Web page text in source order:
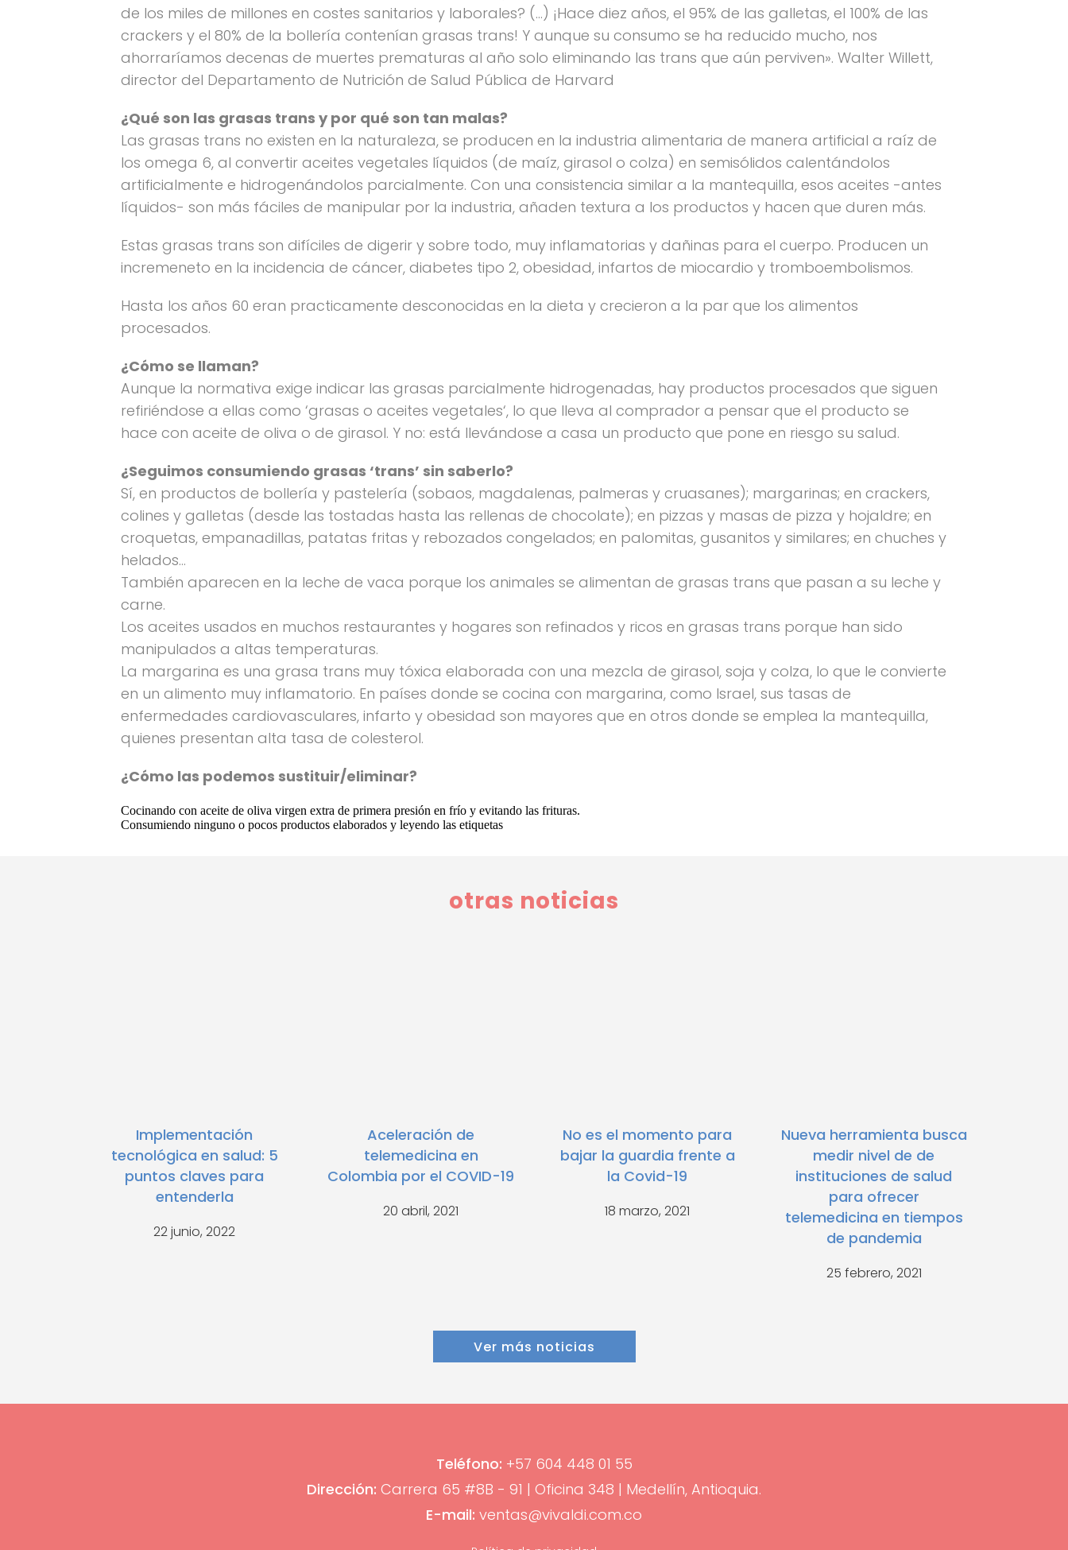
de los miles de millones en costes sanitarios y laborales? (…) ¡Hace diez años, el 95% de las galletas, el 100% de las
crackers y el 80% de la bollería contenían grasas trans! Y aunque su consumo se ha reducido mucho, nos
ahorraríamos decenas de muertes prematuras al año solo eliminando las trans que aún perviven». Walter Willett,
director del Departamento de Nutrición de Salud Pública de Harvard
¿Qué son las grasas trans y por qué son tan malas?
Las grasas trans no existen en la naturaleza, se producen en la industria alimentaria de manera artificial a raíz de
los omega 6, al convertir aceites vegetales líquidos (de maíz, girasol o colza) en semisólidos calentándolos
artificialmente e hidrogenándolos parcialmente. Con una consistencia similar a la mantequilla, esos aceites -antes
líquidos- son más fáciles de manipular por la industria, añaden textura a los productos y hacen que duren más.
Estas grasas trans son difíciles de digerir y sobre todo, muy inflamatorias y dañinas para el cuerpo. Producen un
incremeneto en la incidencia de cáncer, diabetes tipo 2, obesidad, infartos de miocardio y tromboembolismos.
Hasta los años 60 eran practicamente desconocidas en la dieta y crecieron a la par que los alimentos
procesados.
¿Cómo se llaman?
Aunque la normativa exige indicar las grasas parcialmente hidrogenadas, hay productos procesados que siguen
refiriéndose a ellas como ‘grasas o aceites vegetales‘, lo que lleva al comprador a pensar que el producto se
hace con aceite de oliva o de girasol. Y no: está llevándose a casa un producto que pone en riesgo su salud.
¿Seguimos consumiendo grasas ‘trans’ sin saberlo?
Sí, en productos de bollería y pastelería (sobaos, magdalenas, palmeras y cruasanes); margarinas; en crackers,
colines y galletas (desde las tostadas hasta las rellenas de chocolate); en pizzas y masas de pizza y hojaldre; en
croquetas, empanadillas, patatas fritas y rebozados congelados; en palomitas, gusanitos y similares; en chuches y
helados…
También aparecen en la leche de vaca porque los animales se alimentan de grasas trans que pasan a su leche y
carne.
Los aceites usados en muchos restaurantes y hogares son refinados y ricos en grasas trans porque han sido
manipulados a altas temperaturas.
La margarina es una grasa trans muy tóxica elaborada con una mezcla de girasol, soja y colza, lo que le convierte
en un alimento muy inflamatorio. En países donde se cocina con margarina, como Israel, sus tasas de
enfermedades cardiovasculares, infarto y obesidad son mayores que en otros donde se emplea la mantequilla,
quienes presentan alta tasa de colesterol.
¿Cómo las podemos sustituir/eliminar?
Cocinando con aceite de oliva virgen extra de primera presión en frío y evitando las frituras.
Consumiendo ninguno o pocos productos elaborados y leyendo las etiquetas
otras noticias
Implementación
tecnológica en salud: 5
puntos claves para
entenderla
22 junio, 2022
Aceleración de
telemedicina en
Colombia por el COVID-19
20 abril, 2021
No es el momento para
bajar la guardia frente a
la Covid-19
18 marzo, 2021
Nueva herramienta busca
medir nivel de de
instituciones de salud
para ofrecer
telemedicina en tiempos
de pandemia
25 febrero, 2021
Ver más noticias
Teléfono: +57 604 448 01 55
Dirección: Carrera 65 #8B - 91 | Oficina 348 | Medellín, Antioquia.
E-mail: ventas@vivaldi.com.co